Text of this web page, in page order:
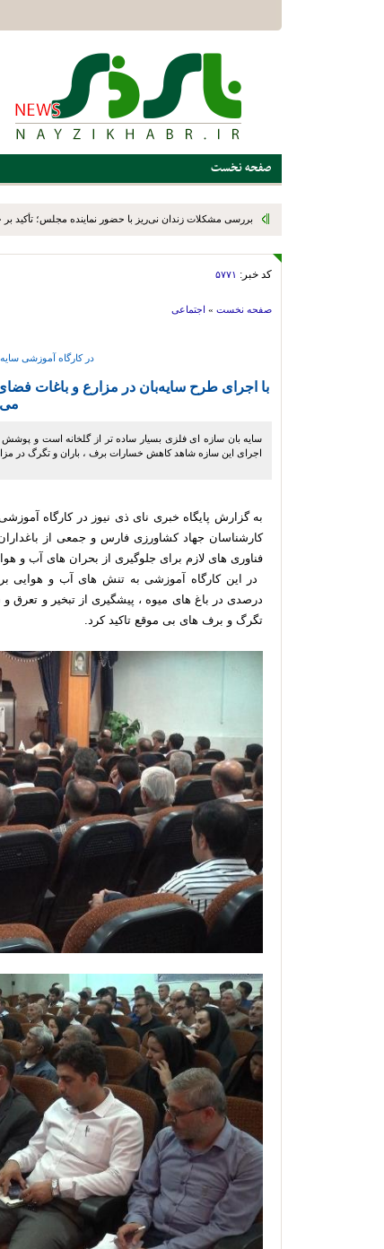
صفحه نخست
بررسی مشکلات زندان نی‌ریز با حضور نماینده مجلس؛ تأکید بر
کد خبر: ۵۷۷۱
صفحه نخست » اجتماعی
در کارگاه آموزشی
سایه بان سازه ای فلزی بسیار ساده تر از گلخانه است و
اجرای این سازه شاهد کاهش خسارات برف ، باران و تگرگ در
به گزارش پایگاه خبری نای ذی نیوز در کارگاه
کارشناسان جهاد کشاورزی فارس و جمعی از
فناوری های لازم برای جلوگیری از بحران های آب و
درصدی در باغ های میوه ، پیشگیری از تبخیر و
تگرگ و برف های بی موقع تاکید کرد.